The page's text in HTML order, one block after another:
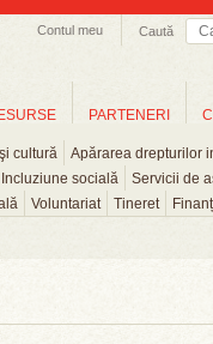
Caută
Contul meu
cultură
Apărarea drepturilor
Incluziune socială Servicii de
Voluntariat Tineret
PARTENERI